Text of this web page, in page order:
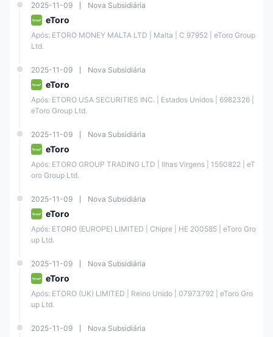
2025-11-09 Nova Subsidiária
eToro
Após: ETORO MONEY MALTA LTD | Malta | C 97952 | eToro Group
Ltd.
2025-11-09 Nova Subsidiária
eToro
Após: ETORO USA SECURITIES INC. | Estados Unidos | 6982326 |
eToro Group Ltd.
2025-11-09 Nova Subsidiária
eToro
Após: ETORO GROUP TRADING LTD | Ilhas Virgens | 1550822 | eT
oro Group Ltd.
2025-11-09 Nova Subsidiária
eToro
Após: ETORO (EUROPE) LIMITED | Chipre | ΗΕ 200585 | eToro Gro
up Ltd.
2025-11-09 Nova Subsidiária
eToro
Após: ETORO (UK) LIMITED | Reino Unido | 07973792 | eToro Gro
up Ltd.
2025-11-09 Nova Subsidiária